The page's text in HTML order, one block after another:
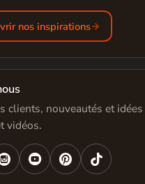
nos inspirations
clients, nouveautés et idées
vidéos.
 